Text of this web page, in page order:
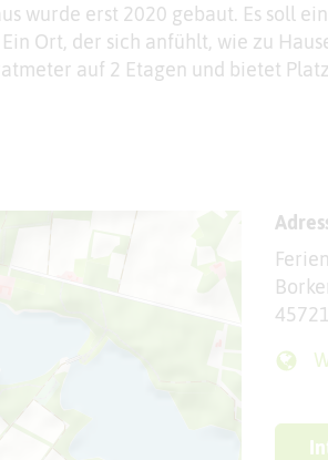
wurde erst 2020 gebaut. Es soll
Ort, der sich anfühlt, wie zu
auf 2 Etagen und bietet